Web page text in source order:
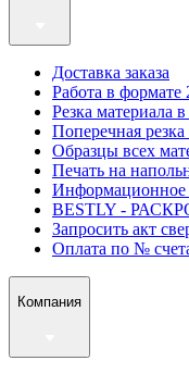
Доставка заказа
Работа в формате
Резка материала
Поперечная
Образцы всех
Печать на
Информационное
BESTLY -
Запросить акт
Оплата по №
Компания